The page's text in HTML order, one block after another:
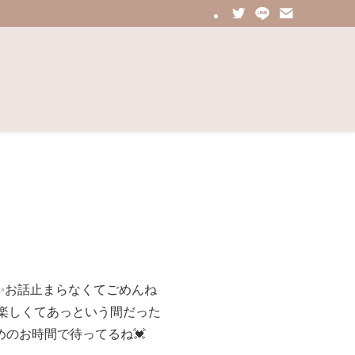
話止まらなくてごめんね
しくてあっという間だった
のお時間で待ってるね💓